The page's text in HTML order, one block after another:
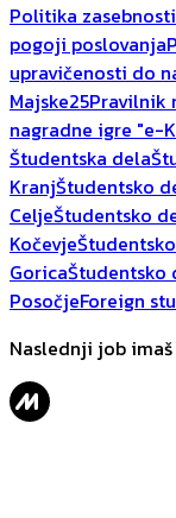
Politika zasebnosti
pogoji poslovanja
upravičenosti do
Majske25Pravilnik
nagradne igre "e-
Študentska dela
KranjŠtudentsko
CeljeŠtudentsko
Kočevje
GoricaŠtudentsko
PosočjeForeign
Naslednji job imaš